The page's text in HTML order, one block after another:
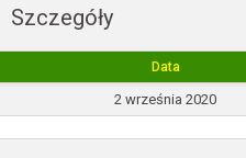
Szczegóły
Data
2 września 2020